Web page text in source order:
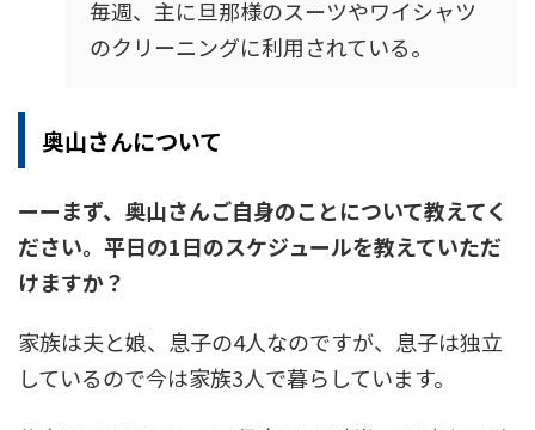
毎週、主に旦那様のスーツやワイシャツ
のクリーニングに利用されている。
奥山さんについて
ーーまず、奥山さんご自身のことについて教えてく
ださい。平日の1日のスケジュールを教えていただ
けますか？
家族は夫と娘、息子の4人なのですが、息子は独立
しているので今は家族3人で暮らしています。